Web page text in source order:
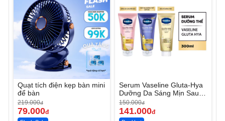
Quạt tích điện kẹp bàn mini
để bàn
219.000đ
79.000đ
Serum Vaseline Gluta-Hya
Dưỡng Da Sáng Mịn Sau 7
Ngày
150.000đ
141.000đ